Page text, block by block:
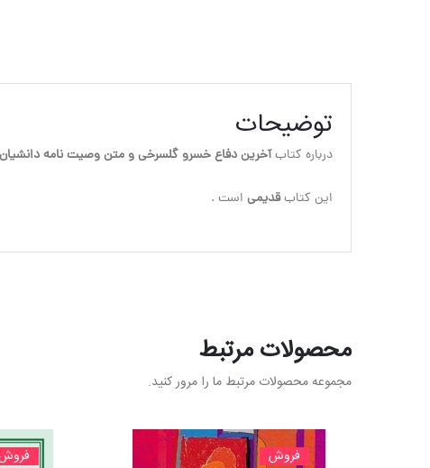
توضیحات
درباره کتاب آخرین دفاع خسرو گلسرخی و متن وصیت نامه
این کتاب قدیمی است .
محصولات مرتبط
مجموعه محصولات مرتبط ما را مرور کنید.
فروش